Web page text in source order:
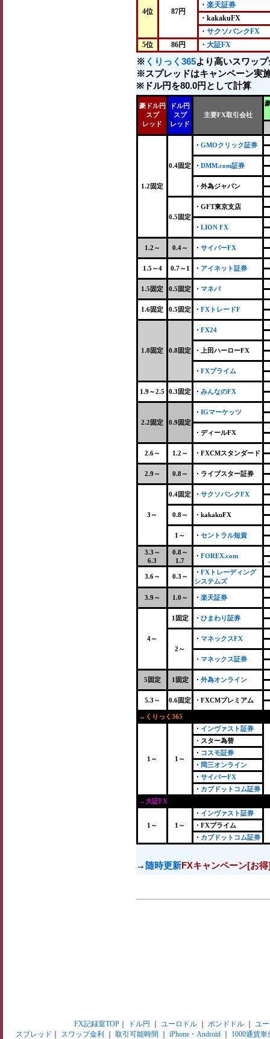
4位 87円
・ 楽天証券
・kakakuFX
・ サクソバンクFX
5位
86円 ・ 大証FX
※ くりっく365より高いスワッ
※スプレッドはキャンペーン実
※ドル円を80.0円として計算
豪ドル円
スプ
レッド
ドル円
スプ
レッド
主要FX取引会社
1.2固定
0.4固定
・ GMOクリック証券
・ DMM.com証券
・外為ジャパン
0.5固定
・GFT東京支店
・ LION FX
1.2～ 0.4～ ・ サイバーFX
1.5～4 0.7～1 ・ アイネット証券
1.5固定 0.5固定 ・ マネパ
1.6固定 0.5固定 ・ FXトレードF
1.8固定 0.8固定
・ FX24
・上田ハーローFX
・ FXプライム
1.9～2.5 0.3固定 ・ みんなのFX
2.2固定 0.9固定
・ IGマーケッツ
・ディールFX
2.6～ 1.2～ ・FXCMスタンダード
2.9～ 0.8～ ・ライブスター証券
3～
0.4固定 ・ サクソバンクFX
0.8～ ・kakakuFX
1～ ・ セントラル短資
3.3～
6.3
0.8～
1.7
・ FOREX.com
3.6～ 0.3～
・ FXトレーディング
システムズ
3.9～ 1.0～ ・ 楽天証券
4～
1固定 ・ ひまわり証券
2～
・ マネックスFX
・ マネックス証券
5固定 1固定 ・ 外為オンライン
5.3～ 0.6固定 ・FXCMプレミアム
→くりっく365
1～ 1～
・ インヴァスト証券
・スター為替
・ コスモ証券
・ 岡三オンライン
・ サイバーFX
・ カブドットコム証券
→大証FX
1～ 1～
・ インヴァスト証券
・FXプライム
・ カブドットコム証券
→ 随時更新FXキャンペーン[お
FX記録室TOP｜ ドル円 ユーロドル｜ ポンドドル｜ ユ
スプレッド
スワップ金利 取引可能時間 iPhone・Android 1000通貨単